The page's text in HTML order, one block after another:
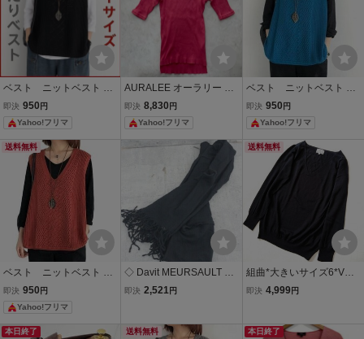
ベスト ニットベスト ベ
スト 黒 ブラック 薄手
Vネック サマーニット
即決 950 円
Yahoo!フリマ
AURALEE オーラリー 5
分袖リブニット S ピンク
日本製 綿 クルーネック 無
APAN
即決 8,830 円
Yahoo!フリマ
ベスト ニットベスト ベ
スト 青 ブルー 薄手 V
ネック サマーニット
即決 950 円
Yahoo!フリマ
送料無料
ベスト ニットベスト サ
マー 赤 レッド 薄手 V
ネック 夏 秋 ニット
即決 950 円
Yahoo!フリマ
◇ Davit MEURSAULT ダ
ヴィットモルソー ウール
即決 2,521 円
送料無料
組曲*大きいサイズ6*Vネ
ック薄手ニット*セーター
即決 4,999円
本日終了 送料無料 本日終了